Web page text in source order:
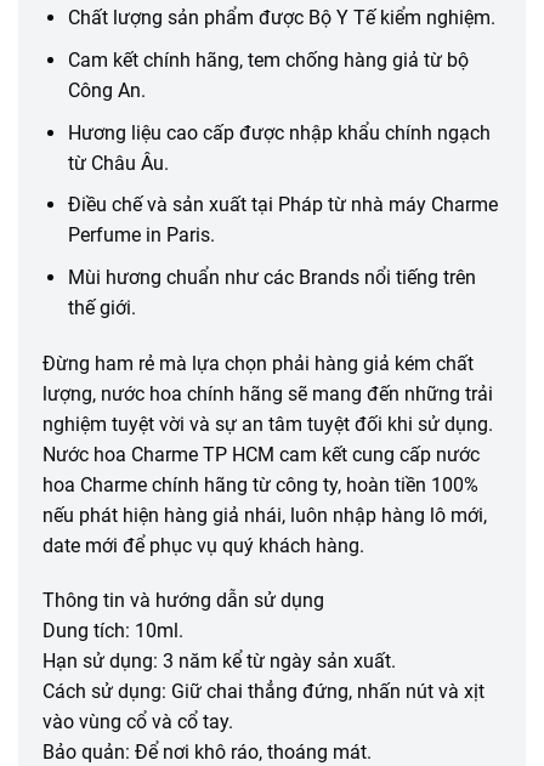
Chất lượng sản phẩm được Bộ Y Tế kiểm nghiệm.
Cam kết chính hãng, tem chống hàng giả từ bộ
Công An.
Hương liệu cao cấp được nhập khẩu chính ngạch
từ Châu Âu.
Điều chế và sản xuất tại Pháp từ nhà máy Charme
Perfume in Paris.
Mùi hương chuẩn như các Brands nổi tiếng trên
thế giới.
Đừng ham rẻ mà lựa chọn phải hàng giả kém chất
lượng, nước hoa chính hãng sẽ mang đến những trải
nghiệm tuyệt vời và sự an tâm tuyệt đối khi sử dụng.
Nước hoa Charme TP HCM cam kết cung cấp nước
hoa Charme chính hãng từ công ty, hoàn tiền 100%
nếu phát hiện hàng giả nhái, luôn nhập hàng lô mới,
date mới để phục vụ quý khách hàng.
Thông tin và hướng dẫn sử dụng
Dung tích: 10ml.
Hạn sử dụng: 3 năm kể từ ngày sản xuất.
Cách sử dụng: Giữ chai thẳng đứng, nhấn nút và xịt
vào vùng cổ và cổ tay.
Bảo quản: Để nơi khô ráo, thoáng mát.